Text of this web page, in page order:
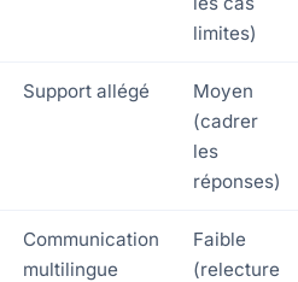
limites)
Support allégé
Moyen
(cadrer
les
réponses)
Communication
multilingue
Faible
(relecture